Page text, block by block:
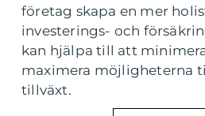
företag skapa en mer
investerings- och
kan hjälpa till att
maximera möjligheterna
tillväxt.